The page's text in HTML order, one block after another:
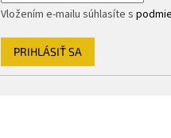
Vložením e-mailu súhlasíte s
PRIHLÁSIŤ SA